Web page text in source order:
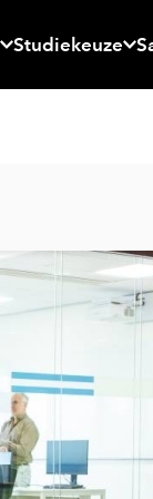
Studiekeuze